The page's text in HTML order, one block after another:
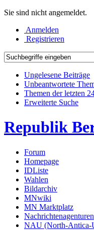
Sie sind nicht angemeldet.
Anmelden
Registrieren
Ungelesene Beiträge
Unbeantwortete
Themen der letzten
Erweiterte Suche
Republik
Forum
Homepage
IDListe
Wahlen
Bildarchiv
MNwiki
MN Marktplatz
Nachrichtenagenturen
NAU (North-Antica-